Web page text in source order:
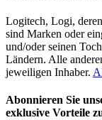
Logitech, Logi,
sind Marken oder
und/oder seinen
Ländern. Alle
jeweiligen Inhaber.
Abonnieren Sie
exklusive Vorteile